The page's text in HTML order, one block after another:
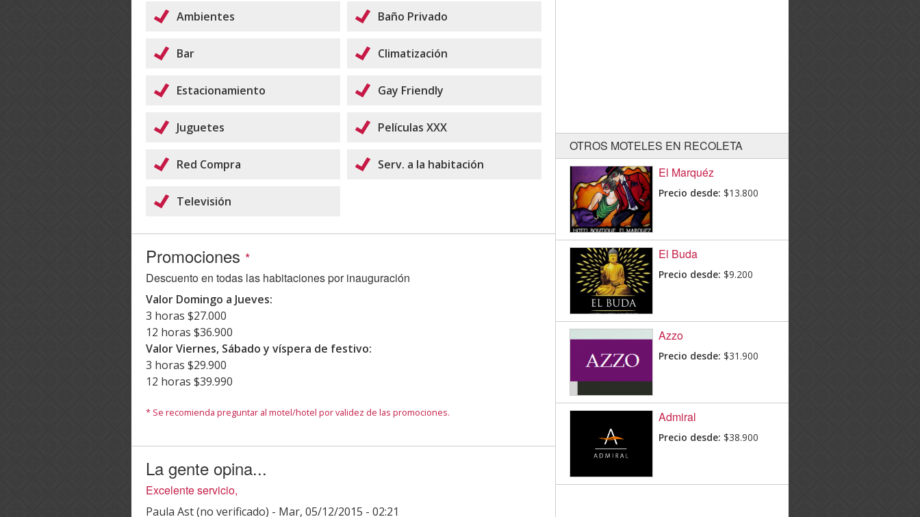
Ambientes Baño Privado
Bar Climatización
Estacionamiento Gay Friendly
Juguetes Películas XXX
Red Compra Serv. a la habitación
Televisión
Promociones *
Descuento en todas las habitaciones por inauguración
Valor Domingo a Jueves:
3 horas $27.000
12 horas $36.900
Valor Viernes, Sábado y víspera de festivo:
3 horas $29.900
12 horas $39.990
* Se recomienda preguntar al motel/hotel por validez de las promociones.
La gente opina...
Excelente servicio,
Paula Ast (no verificado) - Mar, 05/12/2015 - 02:21
OTROS MOTELES EN RECOLETA
El Marquéz
Precio desde: $13.800
El Buda
Precio desde: $9.200
Azzo
Precio desde: $31.900
Admiral
Precio desde: $38.900